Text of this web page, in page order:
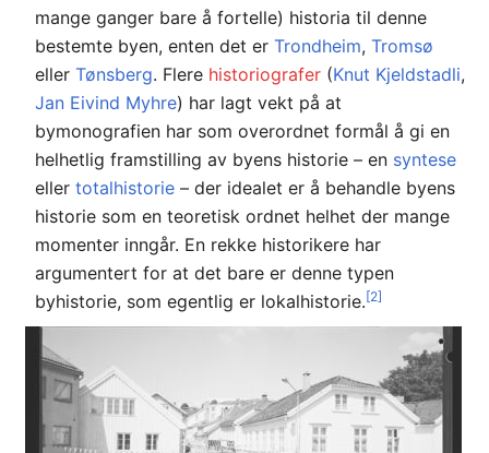
mange ganger bare å fortelle) historia til denne
bestemte byen, enten det er Trondheim, Tromsø
eller Tønsberg. Flere historiografer (Knut Kjeldstadli,
Jan Eivind Myhre) har lagt vekt på at
bymonografien har som overordnet formål å gi en
helhetlig framstilling av byens historie – en syntese
eller totalhistorie – der idealet er å behandle byens
historie som en teoretisk ordnet helhet der mange
momenter inngår. En rekke historikere har
argumentert for at det bare er denne typen
byhistorie, som egentlig er lokalhistorie.[2]